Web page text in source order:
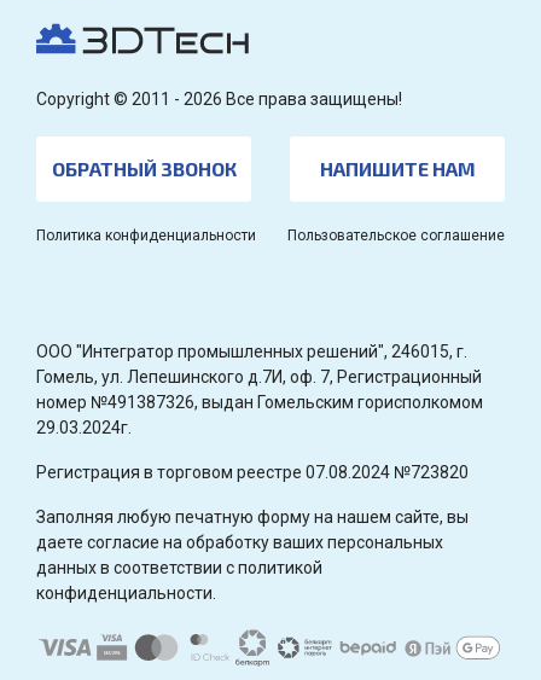
Copyright © 2011 - 2026 Все права защищены!
ОБРАТНЫЙ ЗВОНОК НАПИШИТЕ НАМ
Политика конфиденциальности Пользовательское соглашение
OOO "Интегратор промышленных решений", 246015, г.
Гомель, ул. Лепешинского д.7И, оф. 7, Регистрационный
номер №491387326, выдан Гомельским горисполкомом
29.03.2024г.
Регистрация в торговом реестре 07.08.2024 №723820
Заполняя любую печатную форму на нашем сайте, вы
даете согласие на обработку ваших персональных
данных в соответствии с политикой
конфиденциальности.